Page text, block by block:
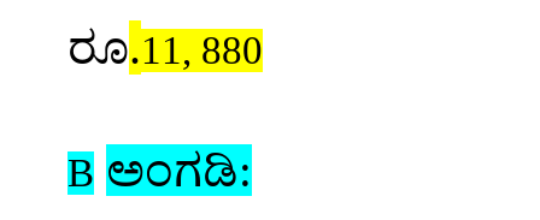
ರೂ.11, 880
B ಅಂಗಡಿ: